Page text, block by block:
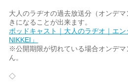
大人のラヂオの過去放送分（オンデ
きになることが出来ます。
ポッドキャスト｜大人のラヂオ｜エ
NIKKEI」
※公開期限が切れている場合オンデ
ん。
◇